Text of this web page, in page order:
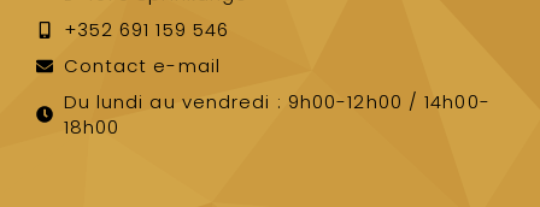
+352 691 159 546
Contact e-mail
Du lundi au vendredi : 9h00-12h00 / 14h00-
18h00